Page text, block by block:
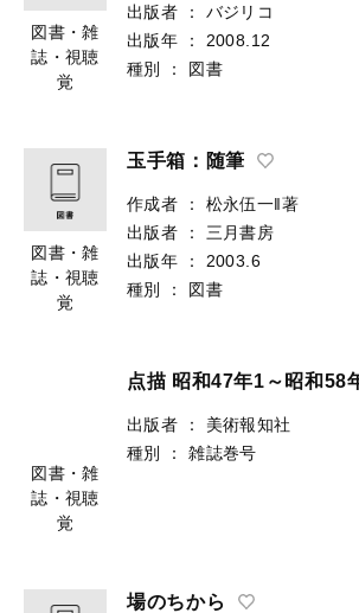
図書・雑
誌・視聴
覚
出版者
：
バジリコ
出版年
：
2008.12
種別
： 図書
図書・雑
誌・視聴
覚
玉手箱：随筆
作成者 ：
松永伍一‖著
出版者
：
三月書房
出版年
：
2003.6
種別
： 図書
図書・雑
誌・視聴
覚
点描 昭和47年1～昭和58
出版者 ：
美術報知社
種別
： 雑誌巻号
場のちから